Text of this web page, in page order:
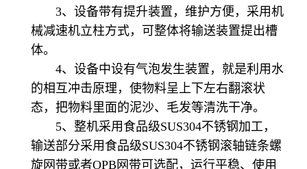
3、设备带有提升装置，维护方便，采用机
械减速机立柱方式，可整体将输送装置提出槽
体。
4、设备中设有气泡发生装置，就是利用水
的相互冲击原理，使物料呈上下左右翻滚状
态，把物料里面的泥沙、毛发等清洗干净。
5、整机采用食品级SUS304不锈钢加工，
输送部分采用食品级SUS304不锈钢滚轴链条螺
旋网带或者OPB网带可选配，运行平稳、使用